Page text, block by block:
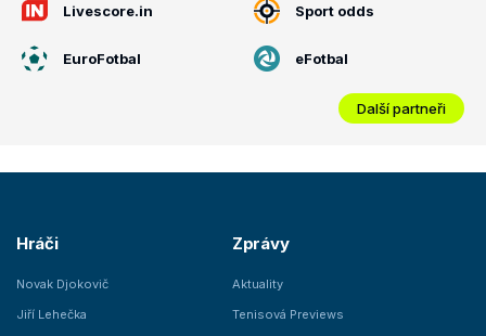
Livescore.in Sport odds
EuroFotbal eFotbal
Další partneři
Hráči
Novak Djokovič
Jiří Lehečka
Zprávy
Aktuality
Tenisová Previews